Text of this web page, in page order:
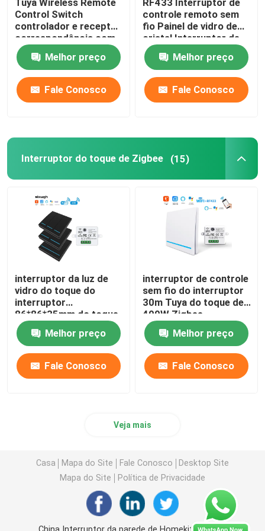
Câmera do Monitor Inteligente
Zigbee Gateway
Zigbee Gateway
Sistema de Casa Inteligente/Gateway
Control Switch
controlador e receptor
correspondência com
Tuya módulo suporte
Google Alexa controle
de voz
Melhor preço
Fale Conosco
controle remoto sem
fio Painel de vidro de
cristal Interruptor de
toque com disjuntor de
10A refit circuito da
versão antiga
Melhor preço
Fale Conosco
Interruptor do toque de Zigbee (15)
interruptor da luz de
vidro do toque do
interruptor
86*86*35mm do toque
de Zigbee da faixa
400W Melhor preço
Fale Conosco
interruptor de controle
sem fio do interruptor
30m Tuya do toque de
400W Zigbee
Melhor preço
Fale Conosco
Veja mais
Casa Mapa do Site Fale Conosco
Desktop Site
Mapa do Site
Política de Privacidade